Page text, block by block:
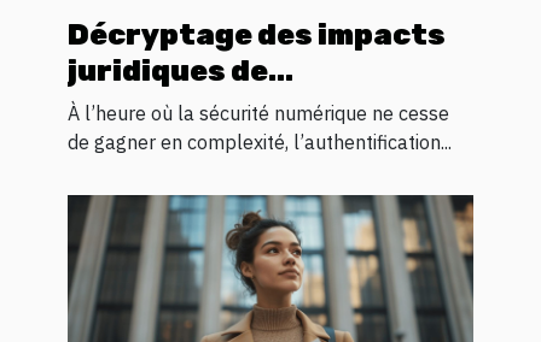
Décryptage des impacts
juridiques de
l'authentification
biométrique
À l’heure où la sécurité numérique ne cesse
de gagner en complexité, l’authentification...